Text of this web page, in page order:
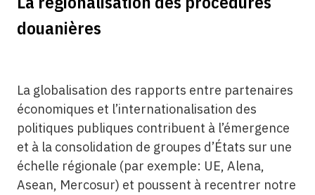
douanières
La globalisation des rapports entre partenaires
économiques et l’internationalisation des
politiques publiques contribuent à l’émergence
et à la consolidation de groupes d’États sur une
échelle régionale (par exemple: UE, Alena,
Asean, Mercosur) et poussent à recentrer notre